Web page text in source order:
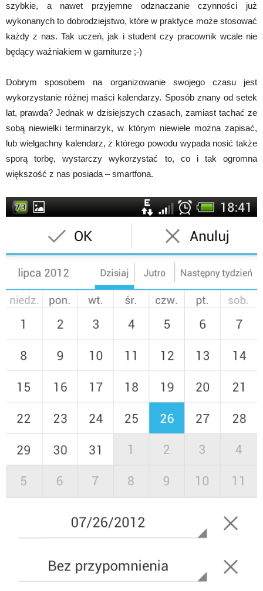
szybkie, a nawet przyjemne odznaczanie czynności już
wykonanych to dobrodziejstwo, które w praktyce może stosować
każdy z nas. Tak uczeń, jak i student czy pracownik wcale nie
będący ważniakiem w garniturze ;-)
Dobrym sposobem na organizowanie swojego czasu jest
wykorzystanie różnej maści kalendarzy. Sposób znany od setek
lat, prawda? Jednak w dzisiejszych czasach, zamiast tachać ze
sobą niewielki terminarzyk, w którym niewiele można zapisać,
lub wielgachny kalendarz, z którego powodu wypada nosić także
sporą torbę, wystarczy wykorzystać to, co i tak ogromna
większość z nas posiada – smartfona.